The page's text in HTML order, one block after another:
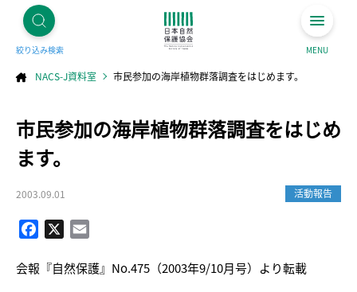
絞り込み検索 MENU
NACS-J資料室 市民参加の海岸植物群落調査をはじめます。
市民参加の海岸植物群落調査をはじめ
ます。
2003.09.01 活動報告
Facebook
会報『自然保護』No.475（2003年9/10月号）より転載